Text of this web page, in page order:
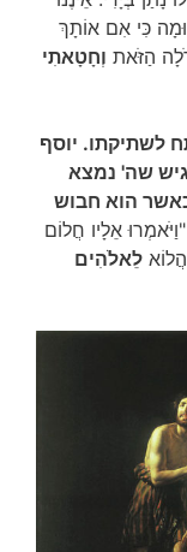
כִּי אִם אוֹתָךְ
הַזֹּאת וְחָטָאתִי
לשתיקתו. יוסף
שה' נמצא
הוא חבוש
"וַיֹּאמְרוּ אֵלָיו חֲלוֹם
לֵאלֹהִים